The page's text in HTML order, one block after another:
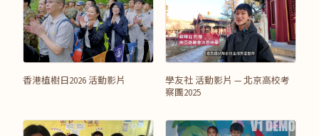
香港植樹日2026 活動影片
學友社 活動影片 — 北京高校考
察團2025